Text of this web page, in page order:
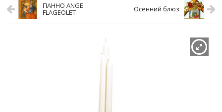
ПАННО ANGE
FLAGEOLET Осенний блюз